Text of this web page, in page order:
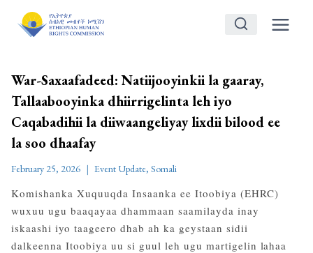
War-Saxaafadeed: Natiijooyinkii la gaaray,
Tallaabooyinka dhiirrigelinta leh iyo
Caqabadihii la diiwaangeliyay lixdii bilood ee
la soo dhaafay
February 25, 2026 Event Update, Somali
Komishanka Xuquuqda Insaanka ee Itoobiya (EHRC)
wuxuu ugu baaqayaa dhammaan saamilayda inay
iskaashi iyo taageero dhab ah ka geystaan sidii
dalkeenna Itoobiya uu si guul leh ugu martigelin lahaa